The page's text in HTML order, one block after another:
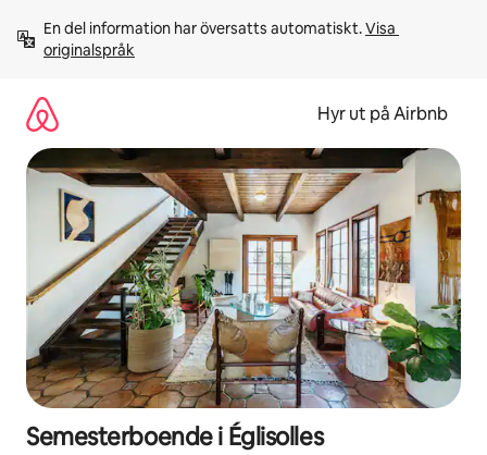
innehåll
En del information har översatts automatiskt. Visa
originalspråk
Hyr ut på Airbnb
Semesterboende i Églisolles